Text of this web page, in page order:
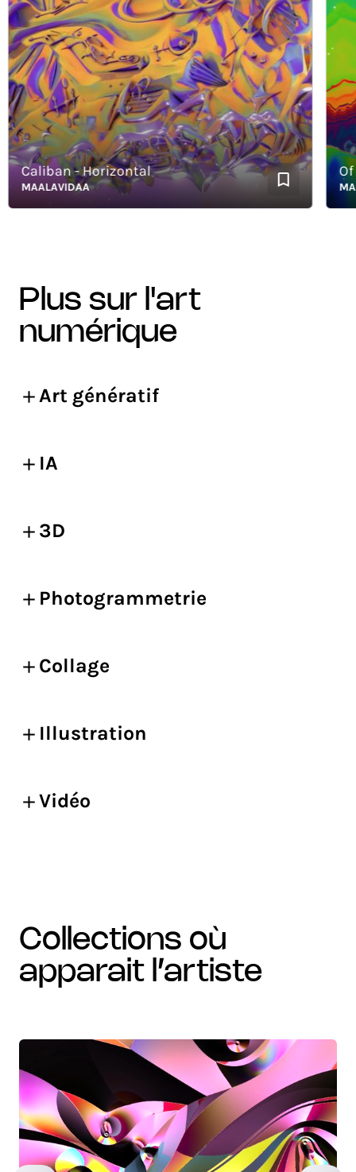
Caliban - Horizontal
MAALAVIDAA
Of
plus sur l'art
numérique
Art génératif
IA
3D
Photogrammetrie
Collage
Illustration
Vidéo
collections où
apparait l’artiste